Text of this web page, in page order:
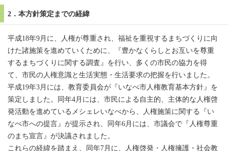
2．本方針策定までの経緯
平成18年9月に、人権が尊重され、福祉を重視するまちづくりに向
けた諸施策を進めていくために、『豊かなくらしとお互いを尊重
するまちづくりに関する調査』を行い、多くの市民の協力を得
て、市民の人権意識と生活実態・生活要求の把握を行いました。
平成19年3月には、教育委員会が『いなべ市人権教育基本方針』を
策定しました。同年4月には、市民による自主的、主体的な人権啓
発活動を進めているメシェレいなべから、人権施策に関する『い
なべ市への提言』が提示され、同年6月には、市議会で『人権尊重
のまち宣言』が決議されました。
これらの経緯を踏まえ、同年7月に、人権啓発・人権擁護・社会教